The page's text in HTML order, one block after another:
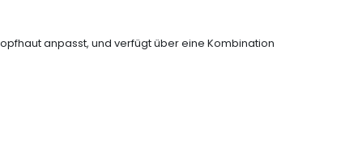
anpasst, und verfügt über eine Kombination